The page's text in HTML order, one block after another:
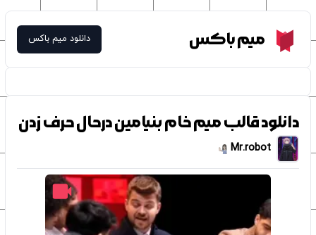
Meme Boxمیم باکس دانلود میم باکس
دانلود قالب میم خام بنیامین درحال حرف زدن
Mr.robot